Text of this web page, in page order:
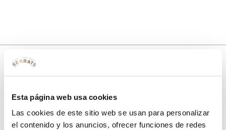
Esta página web usa cookies
Las cookies de este sitio web se usan para personalizar
el contenido y los anuncios, ofrecer funciones de redes
con tu primera compra.